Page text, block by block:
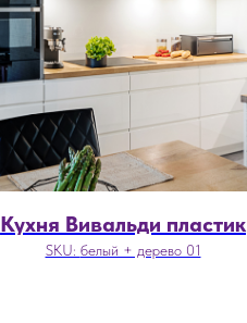
Кухня Вивальди пластик
SKU: белый + дерево 01